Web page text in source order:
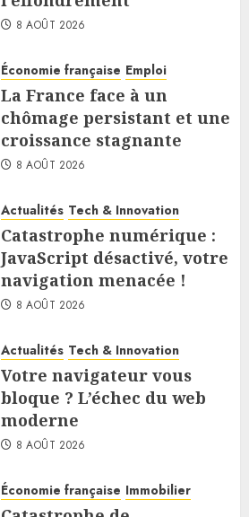
8 AOÛT 2026
Économie française Emploi
La France face à un
chômage persistant et une
croissance stagnante
8 AOÛT 2026
Actualités Tech & Innovation
Catastrophe numérique :
JavaScript désactivé, votre
navigation menacée !
8 AOÛT 2026
Actualités Tech & Innovation
Votre navigateur vous
bloque ? L’échec du web
moderne
8 AOÛT 2026
Économie française Immobilier